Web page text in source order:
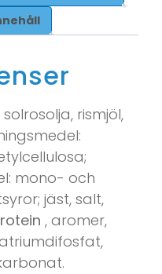
rismjöl,
mono- och
jäst, salt,
, aromer,